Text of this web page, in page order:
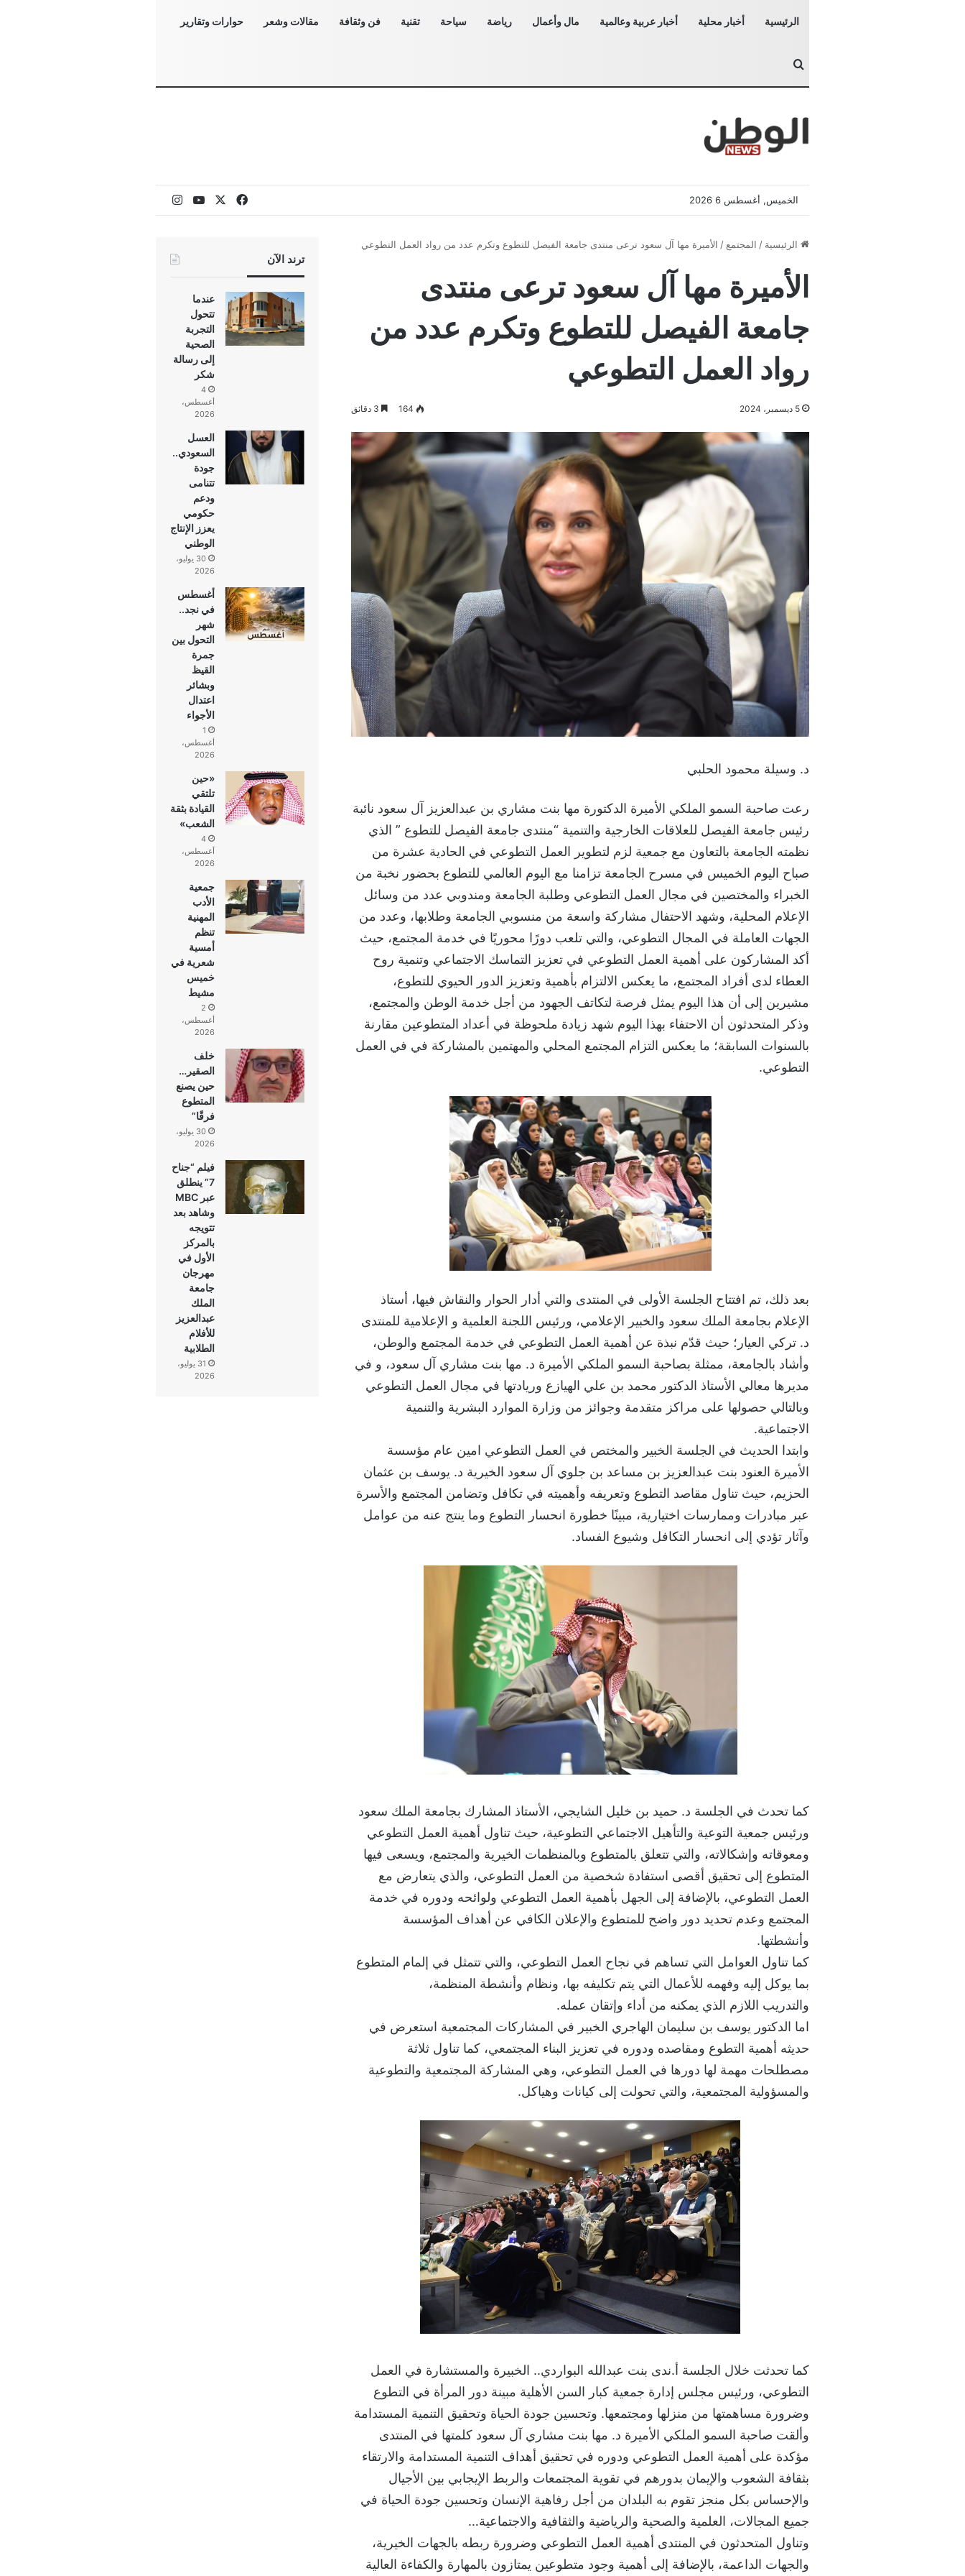
الرئيسية أخبار محلية أخبار عربية وعالمية مال وأعمال رياضة سياحة تقنية فن وثقافة مقالات وشعر حوارات وتقارير
بحث عن
الخميس, أغسطس 6 2026 فيسبوك ‫YouTubeانستقرام
الرئيسية / المجتمع / الأميرة مها آل سعود ترعى منتدى جامعة الفيصل للتطوع وتكرم عدد من رواد العمل التطوعي
الأميرة مها آل سعود ترعى منتدى
جامعة الفيصل للتطوع وتكرم عدد من
رواد العمل التطوعي
5 ديسمبر، 2024 164
د. وسيلة محمود الحلبي
رعت صاحبة السمو الملكي الأميرة الدكتورة مها بنت مشاري بن عبدالعزيز آل سعود نائبة
رئيس جامعة الفيصل للعلاقات الخارجية والتنمية “منتدى جامعة الفيصل للتطوع ” الذي
نظمته الجامعة بالتعاون مع جمعية لزم لتطوير العمل التطوعي في الحادية عشرة من
صباح اليوم الخميس في مسرح الجامعة تزامنا مع اليوم العالمي للتطوع بحضور نخبة من
الخبراء والمختصين في مجال العمل التطوعي وطلبة الجامعة ومندوبي عدد من وسائل
الإعلام المحلية، وشهد الاحتفال مشاركة واسعة من منسوبي الجامعة وطلابها، وعدد من
الجهات العاملة في المجال التطوعي، والتي تلعب دورًا محوريًا في خدمة المجتمع، حيث
أكد المشاركون على أهمية العمل التطوعي في تعزيز التماسك الاجتماعي وتنمية روح
العطاء لدى أفراد المجتمع، ما يعكس الالتزام بأهمية وتعزيز الدور الحيوي للتطوع،
مشيرين إلى أن هذا اليوم يمثل فرصة لتكاتف الجهود من أجل خدمة الوطن والمجتمع،
وذكر المتحدثون أن الاحتفاء بهذا اليوم شهد زيادة ملحوظة في أعداد المتطوعين مقارنة
بالسنوات السابقة؛ ما يعكس التزام المجتمع المحلي والمهتمين بالمشاركة في في العمل
التطوعي.
بعد ذلك، تم افتتاح الجلسة الأولى في المنتدى والتي أدار الحوار والنقاش فيها، أستاذ
الإعلام بجامعة الملك سعود والخبير الإعلامي، ورئيس اللجنة العلمية و الإعلامية للمنتدى
د. تركي العيار؛ حيث قدّم نبذة عن أهمية العمل التطوعي في خدمة المجتمع والوطن،
وأشاد بالجامعة، ممثلة بصاحبة السمو الملكي الأميرة د. مها بنت مشاري آل سعود، و في
مديرها معالي الأستاذ الدكتور محمد بن علي الهيازع وريادتها في مجال العمل التطوعي
وبالتالي حصولها على مراكز متقدمة وجوائز من وزارة الموارد البشرية والتنمية
الاجتماعية.
وابتدا الحديث في الجلسة الخبير والمختص في العمل التطوعي امين عام مؤسسة
الأميرة العنود بنت عبدالعزيز بن مساعد بن جلوي آل سعود الخيرية د. يوسف بن عثمان
الحزيم، حيث تناول مقاصد التطوع وتعريفه وأهميته في تكافل وتضامن المجتمع والأسرة
عبر مبادرات وممارسات اختيارية، مبينًا خطورة انحسار التطوع وما ينتج عنه من عوامل
وآثار تؤدي إلى انحسار التكافل وشيوع الفساد.
كما تحدث في الجلسة د. حميد بن خليل الشايجي، الأستاذ المشارك بجامعة الملك سعود
ورئيس جمعية التوعية والتأهيل الاجتماعي التطوعية، حيث تناول أهمية العمل التطوعي
ومعوقاته وإشكالاته، والتي تتعلق بالمتطوع وبالمنظمات الخيرية والمجتمع، ويسعى فيها
المتطوع إلى تحقيق أقصى استفادة شخصية من العمل التطوعي، والذي يتعارض مع
العمل التطوعي، بالإضافة إلى الجهل بأهمية العمل التطوعي ولوائحه ودوره في خدمة
المجتمع وعدم تحديد دور واضح للمتطوع والإعلان الكافي عن أهداف المؤسسة
وأنشطتها.
كما تناول العوامل التي تساهم في نجاح العمل التطوعي، والتي تتمثل في إلمام المتطوع
بما يوكل إليه وفهمه للأعمال التي يتم تكليفه بها، ونظام وأنشطة المنظمة،
والتدريب اللازم الذي يمكنه من أداء وإتقان عمله.
اما الدكتور يوسف بن سليمان الهاجري الخبير في المشاركات المجتمعية استعرض في
حديثه أهمية التطوع ومقاصده ودوره في تعزيز البناء المجتمعي، كما تناول ثلاثة
مصطلحات مهمة لها دورها في العمل التطوعي، وهي المشاركة المجتمعية والتطوعية
والمسؤولية المجتمعية، والتي تحولت إلى كيانات وهياكل.
كما تحدثت خلال الجلسة أ.ندى بنت عبدالله البواردي.. الخبيرة والمستشارة في العمل
التطوعي، ورئيس مجلس إدارة جمعية كبار السن الأهلية مبينة دور المرأة في التطوع
وضرورة مساهمتها من منزلها ومجتمعها. وتحسين جودة الحياة وتحقيق التنمية المستدامة
وألقت صاحبة السمو الملكي الأميرة د. مها بنت مشاري آل سعود كلمتها في المنتدى
مؤكدة على أهمية العمل التطوعي ودوره في تحقيق أهداف التنمية المستدامة والارتقاء
بثقافة الشعوب والإيمان بدورهم في تقوية المجتمعات والربط الإيجابي بين الأجيال
والإحساس بكل منجز تقوم به البلدان من أجل رفاهية الإنسان وتحسين جودة الحياة في
جميع المجالات، العلمية والصحية والرياضية والثقافية والاجتماعية…
وتناول المتحدثون في المنتدى أهمية العمل التطوعي وضرورة ربطه بالجهات الخيرية،
والجهات الداعمة، بالإضافة إلى أهمية وجود متطوعين يمتازون بالمهارة والكفاءة العالية
ترند الآن
عندما
تتحول
التجربة
الصحية
إلى رسالة
شكر
4
أغسطس،
2026
العسل
السعودي..
جودة
تتنامى
ودعم
حكومي
يعزز الإنتاج
الوطني
30 يوليو،
2026
أغسطس
في نجد..
شهر
التحول بين
جمرة
القيظ
وبشائر
اعتدال
الأجواء
1
أغسطس،
2026
«حين
تلتقي
القيادة بثقة
الشعب»
4
أغسطس،
2026
جمعية
الأدب
المهنية
تنظم
أمسية
شعرية في
خميس
مشيط
2
أغسطس،
2026
خلف
الصقير…
حين يصنع
المتطوع
فرقًا”
30 يوليو،
2026
فيلم “جناح
7” ينطلق
عبر MBC
وشاهد بعد
تتويجه
بالمركز
الأول في
مهرجان
جامعة
الملك
عبدالعزيز
للأفلام
الطلابية
31 يوليو،
2026